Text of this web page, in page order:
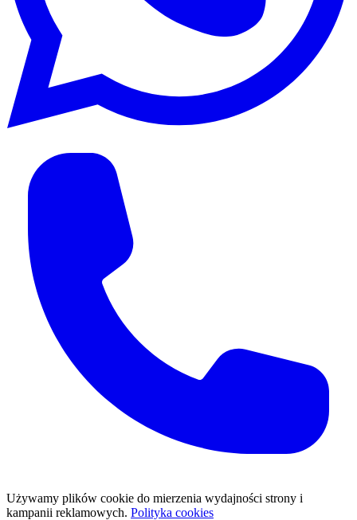
Używamy plików cookie do mierzenia wydajności strony i
kampanii reklamowych. Polityka cookies